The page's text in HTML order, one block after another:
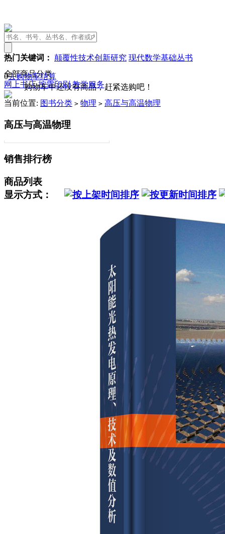
热门关键词： 颠覆性技术创新研究 现代数学基础丛书
0去购物车结算
购物车中还没有商品，赶紧选购吧！
全部商品分类
网上书店按需印刷 教学服务
当前位置: 图书分类 > 物理 > 高压与高温物理
高压与高温物理
销售排行榜
商品列表
显示方式：